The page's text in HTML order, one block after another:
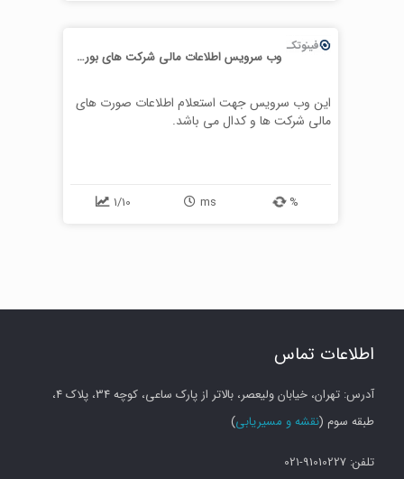
وب سرویس اطلاعات مالی شرکت های بورس فینوتک
این وب سرویس جهت استعلام اطلاعات صورت های
مالی شرکت ها و کدال می باشد.
%
ms
1/10
اطلاعات تماس
آدرس: تهران، خیابان ولیعصر، بالاتر از پارک ساعی، کوچه 34، پلاک 4،
طبقه سوم (نقشه و مسیریابی)
تلفن: 91010227-021